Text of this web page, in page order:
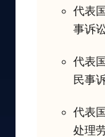
代表
事诉
代表
民事
代表
处理